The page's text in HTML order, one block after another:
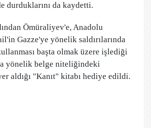
durduklarını da kaydetti.
Ömüraliyev'e, Anadolu
Gazze'ye yönelik saldırılarında
başta olmak üzere işlediği
yönelik belge niteliğindeki
aldığı "Kanıt" kitabı hediye edildi.